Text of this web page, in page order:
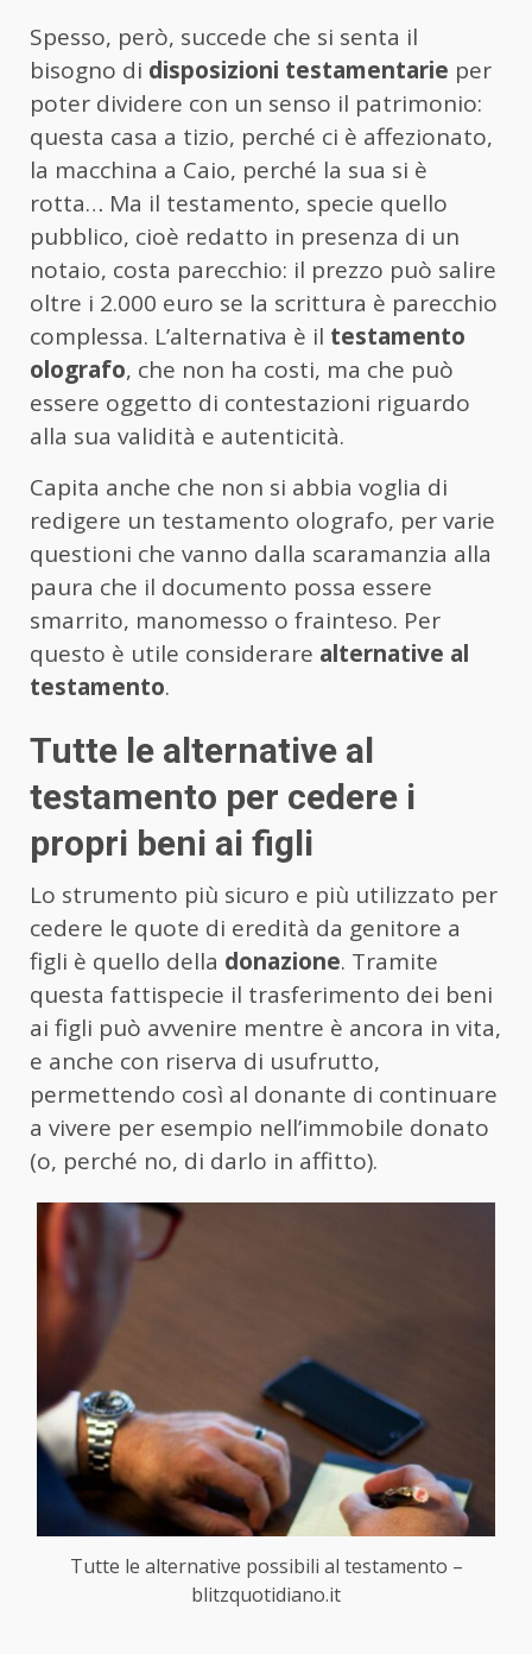
Spesso, però, succede che si senta il
bisogno di disposizioni testamentarie per
poter dividere con un senso il patrimonio:
questa casa a tizio, perché ci è affezionato,
la macchina a Caio, perché la sua si è
rotta… Ma il testamento, specie quello
pubblico, cioè redatto in presenza di un
notaio, costa parecchio: il prezzo può salire
oltre i 2.000 euro se la scrittura è parecchio
complessa. L’alternativa è il testamento
olografo, che non ha costi, ma che può
essere oggetto di contestazioni riguardo
alla sua validità e autenticità.
Capita anche che non si abbia voglia di
redigere un testamento olografo, per varie
questioni che vanno dalla scaramanzia alla
paura che il documento possa essere
smarrito, manomesso o frainteso. Per
questo è utile considerare alternative al
testamento.
Tutte le alternative al
testamento per cedere i
propri beni ai figli
Lo strumento più sicuro e più utilizzato per
cedere le quote di eredità da genitore a
figli è quello della donazione. Tramite
questa fattispecie il trasferimento dei beni
ai figli può avvenire mentre è ancora in vita,
e anche con riserva di usufrutto,
permettendo così al donante di continuare
a vivere per esempio nell’immobile donato
(o, perché no, di darlo in affitto).
Tutte le alternative possibili al testamento –
blitzquotidiano.it